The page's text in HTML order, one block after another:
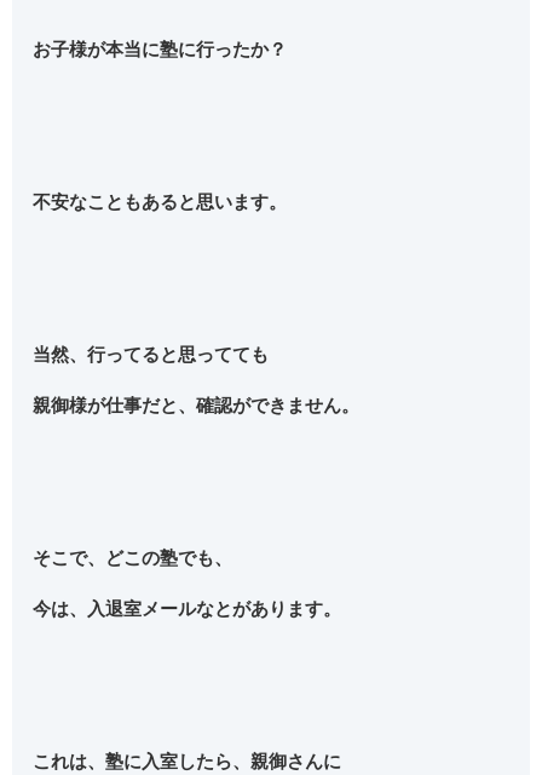
お子様が本当に塾に行ったか？
不安なこともあると思います。
当然、行ってると思ってても
親御様が仕事だと、確認ができません。
そこで、どこの塾でも、
今は、入退室メールなとがあります。
これは、塾に入室したら、親御さんに